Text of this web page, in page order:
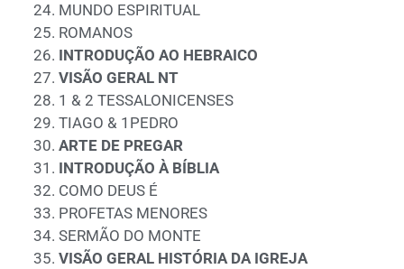
MUNDO ESPIRITUAL
ROMANOS
INTRODUÇÃO AO HEBRAICO
VISÃO GERAL NT
1 & 2 TESSALONICENSES
TIAGO & 1PEDRO
ARTE DE PREGAR
INTRODUÇÃO À BÍBLIA
COMO DEUS É
PROFETAS MENORES
SERMÃO DO MONTE
VISÃO GERAL HISTÓRIA DA IGREJA